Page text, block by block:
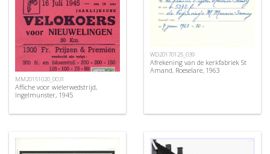
MM20151020_0031
Affiche voor wielerwedstrijd,
Ingelmunster, 1945
WD20170125_039
Afrekening van de kerkfabriek St
Amand, Roeselare, 1963